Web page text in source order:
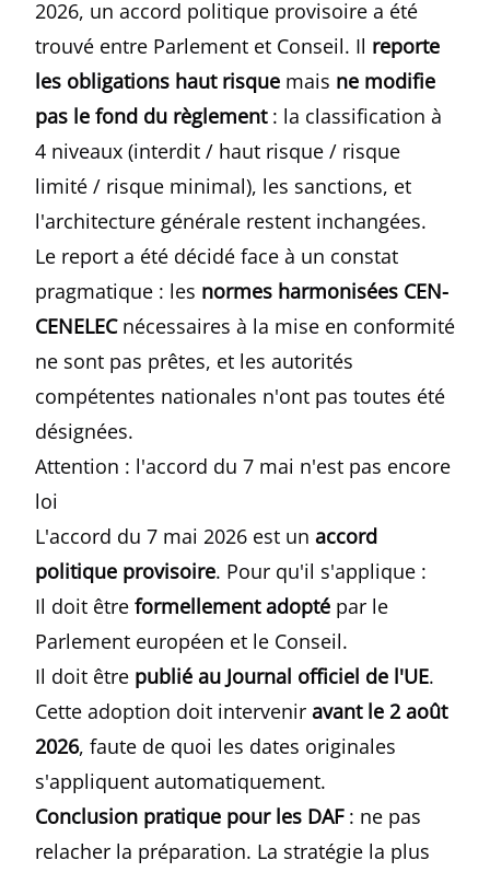
2026, un accord politique provisoire a été
trouvé entre Parlement et Conseil. Il reporte
les obligations haut risque mais ne modifie
pas le fond du règlement: la classification à
4 niveaux (interdit / haut risque / risque
limité / risque minimal), les sanctions, et
l'architecture générale restent inchangées.
Le report a été décidé face à un constat
pragmatique : les normes harmonisées CEN-
CENELECnécessaires à la mise en conformité
ne sont pas prêtes, et les autorités
compétentes nationales n'ont pas toutes été
désignées.
Attention : l'accord du 7 mai n'est pas encore
loi
L'accord du 7 mai 2026 est un accord
politique provisoire. Pour qu'il s'applique :
Il doit être formellement adopté par le
Parlement européen et le Conseil.
Il doit être publié au Journal officiel de l'UE.
Cette adoption doit intervenir avant le 2 août
2026, faute de quoi les dates originales
s'appliquent automatiquement.
Conclusion pratique pour les DAF: ne pas
relacher la préparation. La stratégie la plus